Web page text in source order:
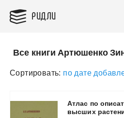
РИДЛИ
Все книги Артюшенко
Сортировать: по дате
Атлас по
высших